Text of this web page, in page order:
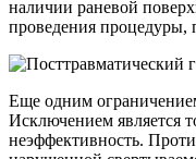
наличии раневой
проведения процедуры,
Еще одним
Исключением является
неэффективность.